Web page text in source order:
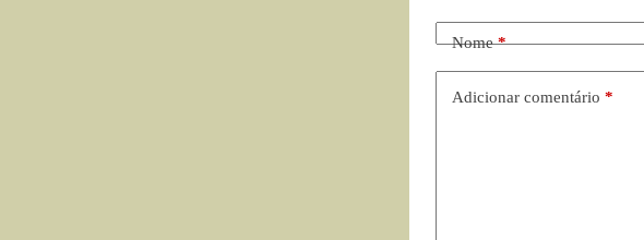
Nome*
Adicionar comentário *